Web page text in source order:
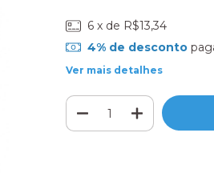
6 x de R$13,34
4% de desconto
Ver mais detalhes